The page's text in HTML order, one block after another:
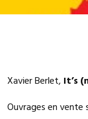
Xavier Berlet, It’s
Ouvrages en